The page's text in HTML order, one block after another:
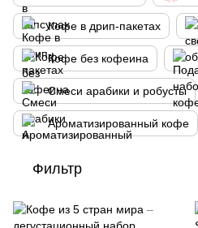
Кофе в дрип-пакетах
Кофе без кофеина
Смеси арабики и робусты
Ароматизированный кофе
Фильтр